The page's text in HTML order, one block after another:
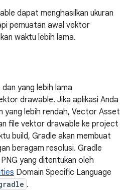
dapat menghasilkan ukuran
pemuatan awal vektor
waktu lebih lama.
yang lebih lama
drawable. Jika aplikasi Anda
yang lebih rendah, Vector Asset
file vektor drawable ke project
build, Gradle akan membuat
beragam resolusi. Gradle
yang ditentukan oleh
Domain Specific Language
.